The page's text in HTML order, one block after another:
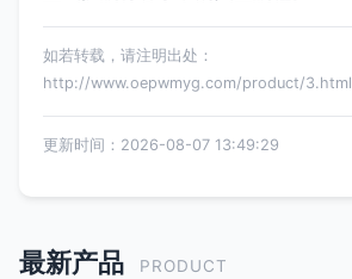
如若转载，请注明出处：
http://www.oepwmyg.com/product/3.html
更新时间：2026-08-07 13:49:29
最新产品 PRODUCT